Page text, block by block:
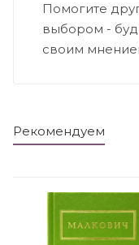
Помогите
выбором -
своим
Рекомендуем